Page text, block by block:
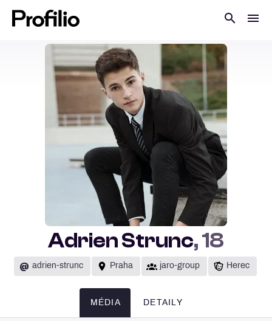
Adrien Strunc, 18
@ adrien-strunc Praha jaro-group Herec
MÉDIA DETAILY